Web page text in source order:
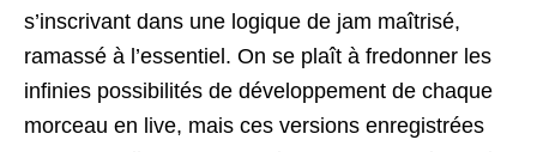
s’inscrivant dans une logique de jam maîtrisé,
ramassé à l’essentiel. On se plaît à fredonner les
infinies possibilités de développement de chaque
morceau en live, mais ces versions enregistrées